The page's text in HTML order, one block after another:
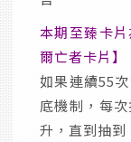
本期至臻卡
爾亡者卡片】
如果連續55
底機制，每
升，直到抽到